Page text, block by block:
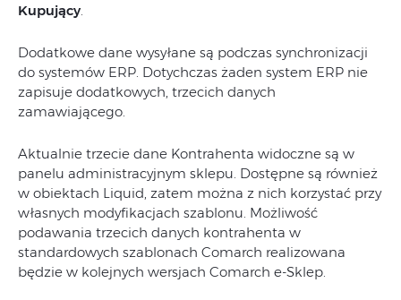
Kupujący
Dodatkowe dane wysyłane są podczas synchronizacji
do systemów ERP. Dotychczas żaden system ERP nie
zapisuje dodatkowych, trzecich danych
zamawiającego.
Aktualnie trzecie dane Kontrahenta widoczne są w
panelu administracyjnym sklepu. Dostępne są również
w obiektach Liquid, zatem można z nich korzystać przy
własnych modyfikacjach szablonu. Możliwość
podawania trzecich danych kontrahenta w
standardowych szablonach Comarch realizowana
będzie w kolejnych wersjach Comarch e-Sklep.